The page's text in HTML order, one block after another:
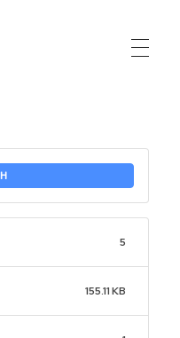
5
155.11 KB